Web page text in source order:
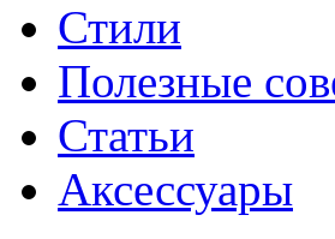
Стили
Полезные
Статьи
Аксессуары